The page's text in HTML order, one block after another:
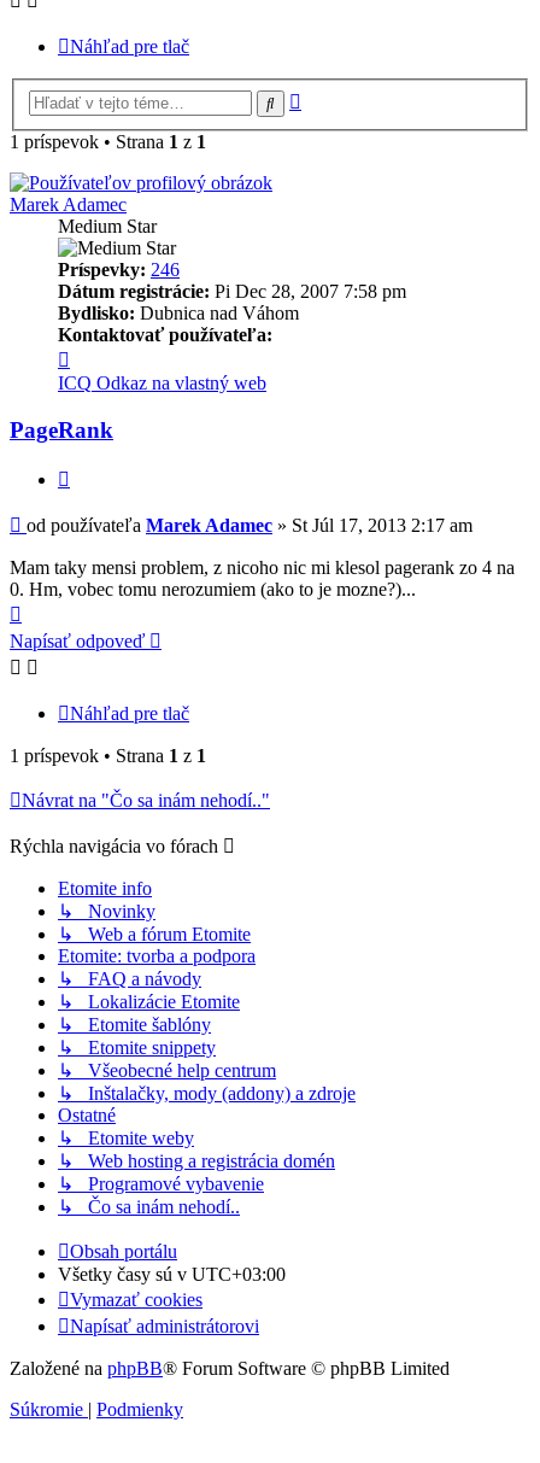
Náhľad pre tlač
Hľadať
1 príspevok • Strana 1 z 1
Marek Adamec
Medium Star
Príspevky: 246
Dátum registrácie: Pi Dec 28, 2007 7:58 pm
Bydlisko: Dubnica nad Váhom
Kontaktovať používateľa:
informácie
používateľa
-
Marek
ICQ Odkaz na vlastný web
PageRank
Príspevok
od používateľa Marek Adamec » St Júl 17, 2013 2:17 am
Mam taky mensi problem, z nicoho nic mi klesol pagerank zo 4 na
0. Hm, vobec tomu nerozumiem (ako to je mozne?)...
Napísať odpoveď
Náhľad pre tlač
1 príspevok • Strana 1 z 1
Návrat na "Čo sa inám nehodí.."
Rýchla navigácia vo fórach
Etomite info
↳ Novinky
↳ Web a fórum Etomite
Etomite: tvorba a podpora
↳ FAQ a návody
↳ Lokalizácie Etomite
↳ Etomite šablóny
↳ Etomite snippety
↳ Všeobecné help centrum
↳ Inštalačky, mody (addony) a zdroje
Ostatné
↳ Etomite weby
↳ Web hosting a registrácia domén
↳ Programové vybavenie
↳ Čo sa inám nehodí..
Obsah portálu
Všetky časy sú v UTC+03:00
Vymazať cookies
Napísať administrátorovi
Založené na phpBB® Forum Software © phpBB Limited
Súkromie | Podmienky